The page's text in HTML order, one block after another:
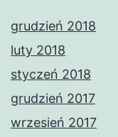
grudzień 2018
luty 2018
styczeń 2018
grudzień 2017
wrzesień 2017